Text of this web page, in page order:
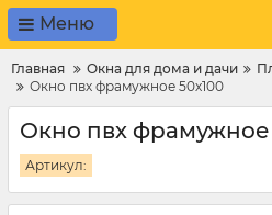
Меню
Главная Окна для дома и дачи
Окно пвх фрамужное 50х100
Окно пвх фрамужное
Артикул: